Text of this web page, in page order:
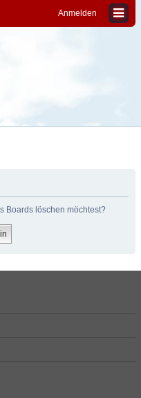
Anmelden
Boards löschen möchtest?